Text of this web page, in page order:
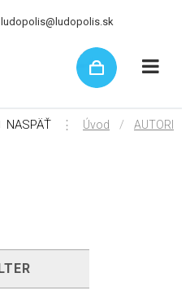
ludopolis@ludopolis.sk
NASPÄŤ ⋮ Úvod / AUTORI